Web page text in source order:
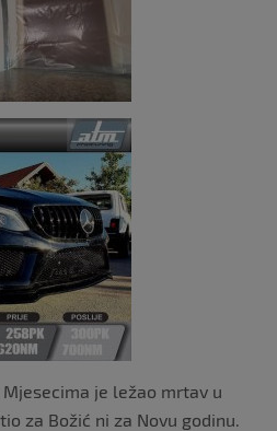
je ležao mrtav u
za Božić ni za Novu godinu.